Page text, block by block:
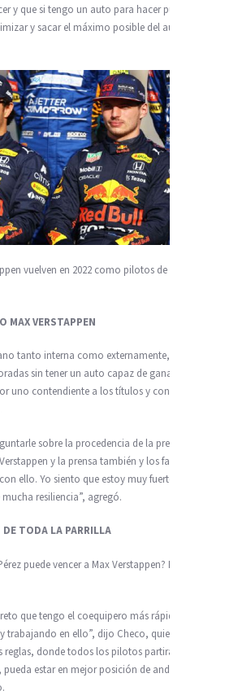
y que si tengo un auto para hacer puntos,
y sacar el máximo posible del auto
vuelven en 2022 como pilotos de Red
MAX VERSTAPPEN
tanto interna como externamente,
sin tener un auto capaz de ganar
uno contendiente a los títulos y con un
sobre la procedencia de la presión),
y la prensa también y los fans
ello. Yo siento que estoy muy fuerte en
resiliencia”, agregó.
DE TODA LA PARRILLA
puede vencer a Max Verstappen? Él lo
que tengo el coequipero más rápido de
en ello”, dijo Checo, quien
reglas, donde todos los pilotos partirán,
estar en mejor posición de andar tan